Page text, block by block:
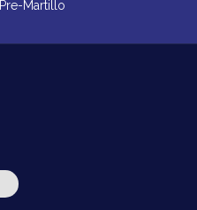
Pre-Martillo